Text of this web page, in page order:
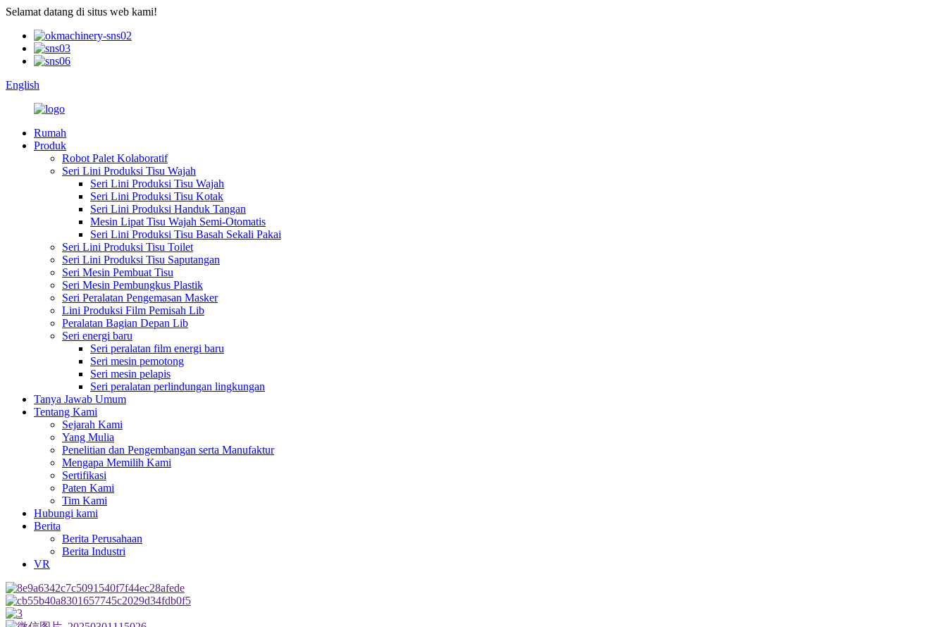
Selamat datang di situs web kami!
English
Rumah
Produk
Robot Palet Kolaboratif
Seri Lini Produksi Tisu Wajah
Seri Lini Produksi Tisu Wajah
Seri Lini Produksi Tisu Kotak
Seri Lini Produksi Handuk Tangan
Mesin Lipat Tisu Wajah Semi-Otomatis
Seri Lini Produksi Tisu Basah Sekali Pakai
Seri Lini Produksi Tisu Toilet
Seri Lini Produksi Tisu Saputangan
Seri Mesin Pembuat Tisu
Seri Mesin Pembungkus Plastik
Seri Peralatan Pengemasan Masker
Lini Produksi Film Pemisah Lib
Peralatan Bagian Depan Lib
Seri energi baru
Seri peralatan film energi baru
Seri mesin pemotong
Seri mesin pelapis
Seri peralatan perlindungan lingkungan
Tanya Jawab Umum
Tentang Kami
Sejarah Kami
Yang Mulia
Penelitian dan Pengembangan serta Manufaktur
Mengapa Memilih Kami
Sertifikasi
Paten Kami
Tim Kami
Hubungi kami
Berita
Berita Perusahaan
Berita Industri
VR